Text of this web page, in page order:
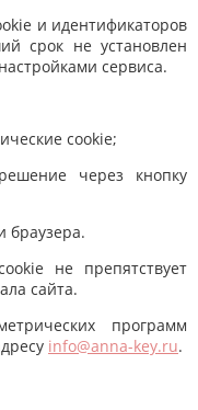
и идентификаторов
срок не установлен
сервиса.
cookie;
через кнопку
браузера.
не препятствует
сайта.
программ
info@anna-key.ru.